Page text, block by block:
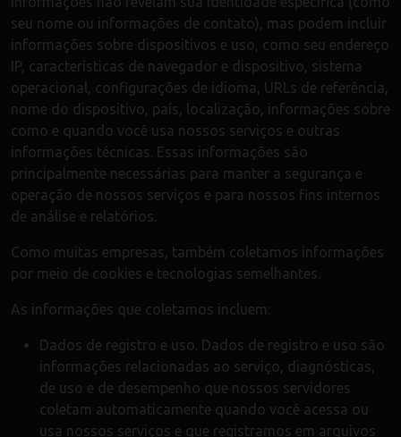
seu nome ou informações de contato), mas podem incluir
informações sobre dispositivos e uso, como seu endereço
IP, características de navegador e dispositivo, sistema
operacional, configurações de idioma, URLs de referência,
nome do dispositivo, país, localização, informações sobre
como e quando você usa nossos serviços e outras
informações técnicas. Essas informações são
principalmente necessárias para manter a segurança e
operação de nossos serviços e para nossos fins internos
de análise e relatórios.
Como muitas empresas, também coletamos informações
por meio de cookies e tecnologias semelhantes.
As informações que coletamos incluem:
Dados de registro e uso. Dados de registro e uso são
informações relacionadas ao serviço, diagnósticas,
de uso e de desempenho que nossos servidores
coletam automaticamente quando você acessa ou
usa nossos serviços e que registramos em arquivos